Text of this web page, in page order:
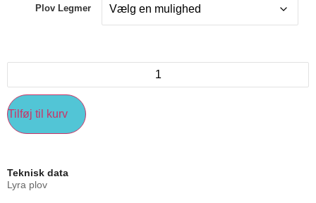
Plov Legmer
Tilføj til kurv
Teknisk data
Lyra plov